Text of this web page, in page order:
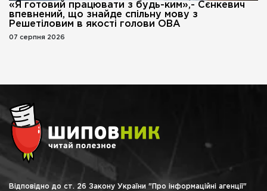
«Я готовий працювати з будь-ким»,- Сєнкевич
впевнений, що знайде спільну мову з
Решетіловим в якості голови ОВА
07 серпня 2026
Відповідно до ст. 26 Закону України "Про інформаційні агенції"